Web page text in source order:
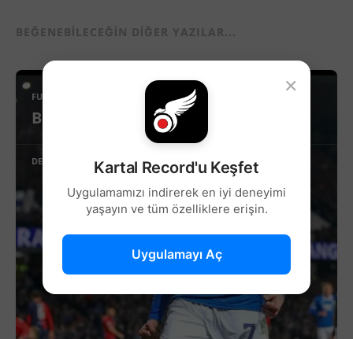
BEĞENEBILECEĞIN DIĞER YAZILAR...
FUTBOL
Beşiktaş’ta Sağ Kanat İçin Yeni Aday!
DEVAMINI OKU
×
Kartal Record'u Keşfet
Uygulamamızı indirerek en iyi deneyimi
yaşayın ve tüm özelliklere erişin.
Uygulamayı Aç